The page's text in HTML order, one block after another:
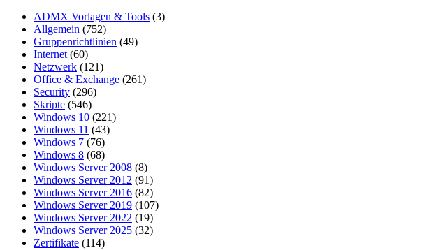
ADMX Vorlagen & Tools (3)
Allgemein (752)
Gruppenrichtlinien (49)
Internet (60)
Netzwerk (121)
Office & Exchange (261)
Security (296)
Skripte (546)
Windows 10 (221)
Windows 11 (43)
Windows 7 (76)
Windows 8 (68)
Windows Server 2008 (8)
Windows Server 2012 (91)
Windows Server 2016 (82)
Windows Server 2019 (107)
Windows Server 2022 (19)
Windows Server 2025 (32)
Zertifikate (114)